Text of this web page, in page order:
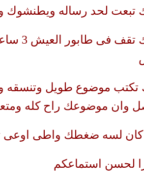
تبعت لحد رساله ويطنشوك
* انك
تكتب موضوع طويل وتنسقه
وان موضوعك راح كله
كان لسه ضغطك واطى اوعى
لحسن استماعكم